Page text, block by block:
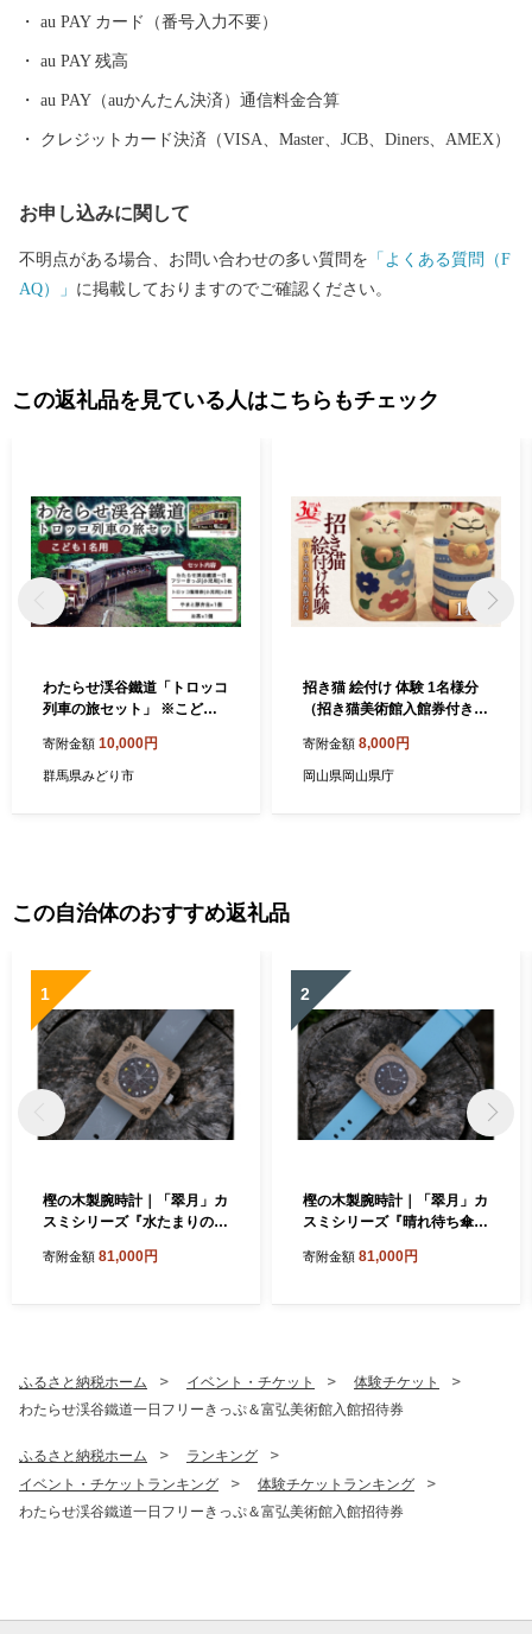
au PAY カード（番号入力不要）
au PAY 残高
au PAY（auかんたん決済）通信料金合算
クレジットカード決済（VISA、Master、JCB、Diners、AMEX）
お申し込みに関して
不明点がある場合、お問い合わせの多い質問を 「よくある質問（F
AQ）」 に掲載しておりますのでご確認ください。
この返礼品を見ている人はこちらもチェック
わたらせ渓谷鐵道「トロッコ
列車の旅セット」 ※こども
寄附金額 10,000円
群馬県みどり市
招き猫 絵付け 体験 1名様分
（招き猫美術館入館券付き）
山市 オリジナル まねきねこ
まねき猫 入館券付き おすす
寄附金額 8,000円
岡山県岡山県庁
この自治体のおすすめ返礼品
1
樫の木製腕時計｜「翠月」カ
スミシリーズ『水たまりの
寄附金額 81,000円
2
樫の木製腕時計｜「翠月」カ
スミシリーズ『晴れ待ち傘』
寄附金額 81,000円
ふるさと納税ホーム イベント・チケット
体験チケット
わたらせ渓谷鐵道一日フリーきっぷ＆富弘美術館入館招待券
ふるさと納税ホーム
ランキング
イベント・チケットランキング
体験チケットランキング
わたらせ渓谷鐵道一日フリーきっぷ＆富弘美術館入館招待券